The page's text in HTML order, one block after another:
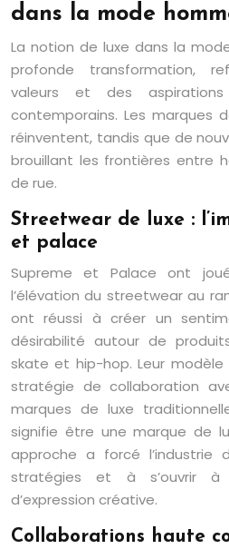
dans la mode
La notion de luxe dans la
profonde transformation,
valeurs et des aspirations
contemporains. Les marques
réinventent, tandis que de
brouillant les frontières entre
de rue.
Streetwear de luxe :
et palace
Supreme et Palace ont
l’élévation du streetwear au
ont réussi à créer un
désirabilité autour de
skate et hip-hop. Leur modèle
stratégie de collaboration
marques de luxe
signifie être une marque de
approche a forcé l’industrie
stratégies et à s’ouvrir à
d’expression créative.
Collaborations haute